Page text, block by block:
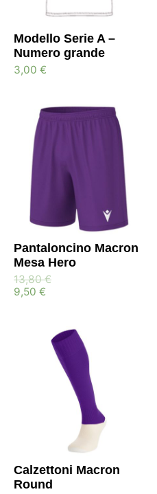
Modello Serie A –
Numero grande
3,00 €
Pantaloncino Macron
Mesa Hero
13,80€
9,50 €
Calzettoni Macron
Round